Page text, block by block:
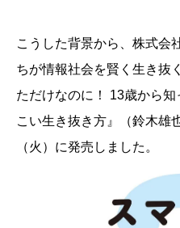
こうした背景から、株式会
ちが情報社会を賢く生き抜
ただけなのに！ 13歳から
こい生き抜き方』（鈴木雄
（火）に発売しました。